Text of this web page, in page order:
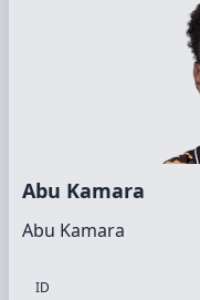
Abu Kamara
Abu Kamara
ID